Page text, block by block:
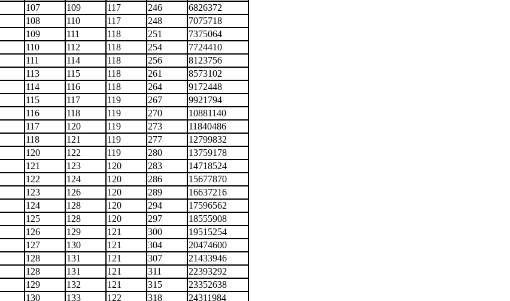
107 109 117 246
6826372
108 110 117 248
7075718
109 111 118 251
7375064
110 112 118 254
7724410
111 114 118 256
8123756
113 115 118 261
8573102
114 116 118 264
9172448
115 117 119 267
9921794
116 118 119 270
10881140
117 120 119 273
11840486
118 121 119 277
12799832
120 122 119 280
13759178
121 123 120 283
14718524
122 124 120 286
15677870
123 126 120 289
16637216
124 128 120 294
17596562
125 128 120 297
18555908
126 129 121 300
19515254
127 130 121 304
20474600
128 131 121 307
21433946
128 131 121 311
22393292
129 132 121 315
23352638
130 133 122 318
24311984